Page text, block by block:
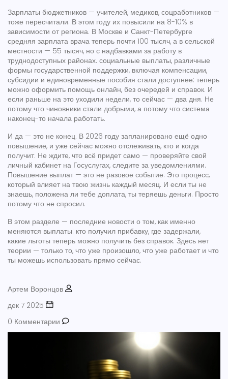
Зарплаты бюджетников — учителей, медиков, соцработников —
тоже пересчитали. В этом году их повысили на 8-10% в
зависимости от региона. В Москве и Санкт-Петербурге
средняя зарплата врача теперь почти 100 тысяч, а в сельской
местности — 55 тысяч, но с надбавками за работу в
труднодоступных районах. социальные выплаты, различные
формы государственной поддержки, включая компенсации,
субсидии и единовременные пособия стали доступнее: теперь
можно оформить помощь онлайн, без очередей и справок. И
если раньше на это уходили недели, то сейчас — два дня. Не
потому что чиновники стали добрыми, а потому что система
наконец-то начала работать.
И да — это не конец. В 2026 году запланировано ещё одно
повышение, и уже сейчас можно отслеживать, кто и когда
получит. Не ждите, что всё придет само — проверяйте свой
личный кабинет на Госуслугах, следите за уведомлениями.
Повышение выплат — это не разовое событие. Это процесс,
который влияет на твою жизнь каждый месяц. И если ты не
знаешь, положена ли тебе доплата, ты теряешь деньги. Просто
потому что не спросил.
В этом разделе — последние новости о том, как именно
меняются выплаты: кто получил прибавку, где задержали,
какие льготы теперь можно получить без справок. Здесь нет
теории — только то, что уже произошло, что уже работает и что
ты можешь использовать прямо сейчас.
Артем Воронцов
дек 7 2025
0 Комментарии